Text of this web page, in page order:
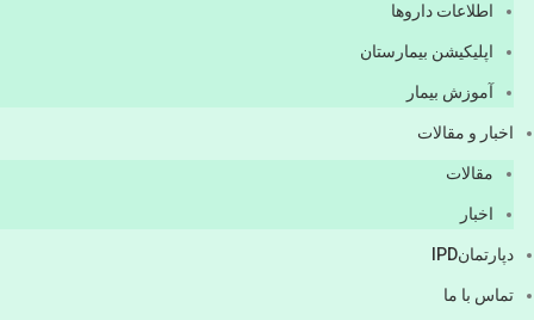
اطلاعات دارو‌ها
اپليكيشن بيمارستان
آموزش بیمار
اخبار و مقالات
مقالات
اخبار
دپارتمانIPD
تماس با ما